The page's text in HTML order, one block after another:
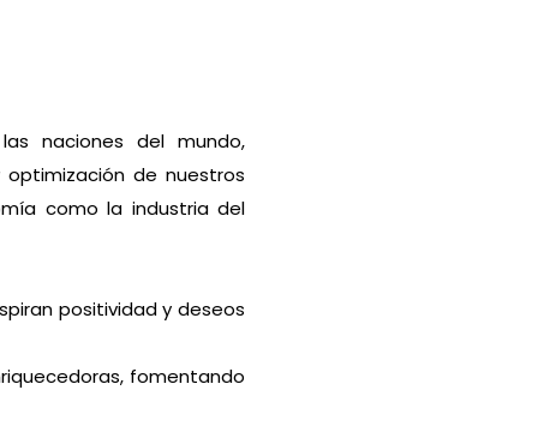
naciones del mundo,
de nuestros
como la industria del
positividad y deseos
fomentando